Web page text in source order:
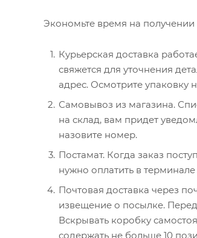
Экономьте время на получении
Курьерская доставка
свяжется для уточнения
адрес. Осмотрите упаковку
Самовывоз из магазина.
на склад, вам придет
назовите номер.
Постамат. Когда заказ
нужно оплатить в
Почтовая доставка через
извещение о посылке.
Вскрывать коробку
содержать не больше 10